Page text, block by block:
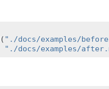
( "./docs/examples/
"./docs/examples/